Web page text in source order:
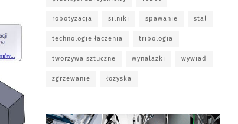
robotyzacja silniki spawanie stal
technologie łączenia tribologia
tworzywa sztuczne wynalazki wywiad
zgrzewanie łożyska